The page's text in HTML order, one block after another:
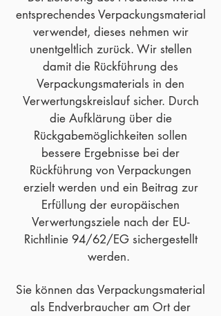
entsprechendes Verpackungsmaterial
verwendet, dieses nehmen wir
unentgeltlich zurück. Wir stellen
damit die Rückführung des
Verpackungsmaterials in den
Verwertungskreislauf sicher. Durch
die Aufklärung über die
Rückgabemöglichkeiten sollen
bessere Ergebnisse bei der
Rückführung von Verpackungen
erzielt werden und ein Beitrag zur
Erfüllung der europäischen
Verwertungsziele nach der EU-
Richtlinie 94/62/EG sichergestellt
werden.
Sie können das Verpackungsmaterial
als Endverbraucher am Ort der